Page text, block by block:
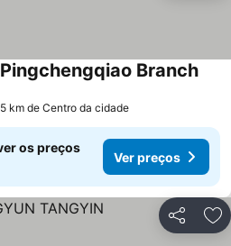
Branch
km de Centro da cidade
os preços
Ver preços
Partilhar